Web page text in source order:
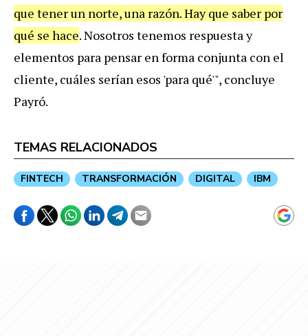
que tenerun norte,una razón.Hay que saber por
qué se hace. Nosotros tenemos respuesta y
elementos para pensar en forma conjunta con el
cliente, cuáles serían esos 'para qué'", concluye
Payró.
TEMAS RELACIONADOS
FINTECH TRANSFORMACIÓN DIGITAL IBM